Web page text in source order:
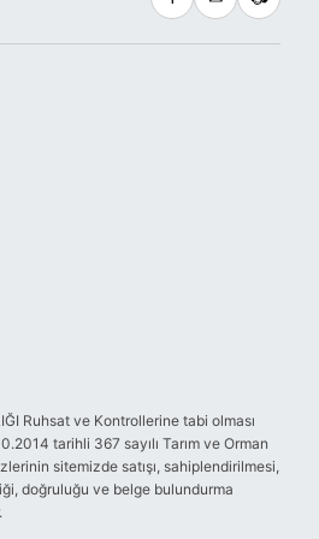
Ruhsat ve Kontrollerine tabi olması
tarihli 367 sayılı Tarım ve Orman
sitemizde satışı, sahiplendirilmesi,
doğruluğu ve belge bulundurma